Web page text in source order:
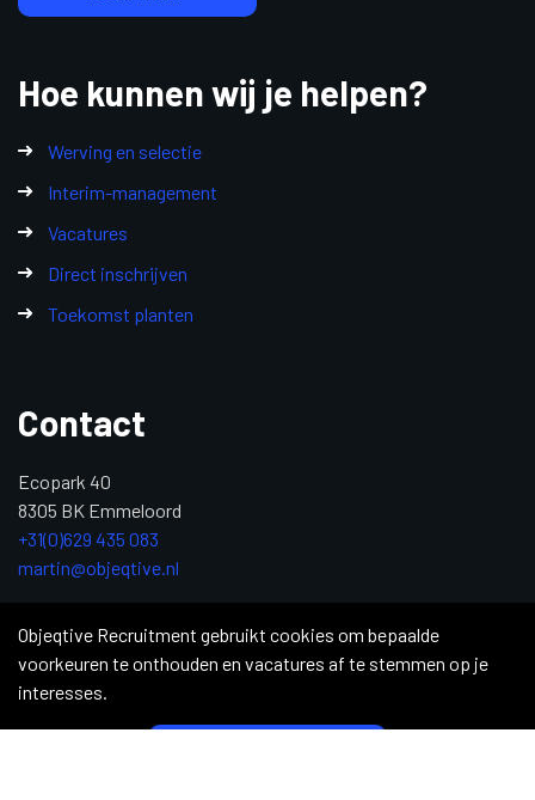
Hoe kunnen wij je helpen?
Werving en selectie
Interim-management
Vacatures
Direct inschrijven
Toekomst planten
Contact
Ecopark 40
8305 BK Emmeloord
+31(0)629 435 083
martin@objeqtive.nl
Copyright 2026 © Objective Recruitment|Privacy Statement
Objeqtive Recruitment gebruikt cookies om bepaalde
voorkeuren te onthouden en vacatures af te stemmen op je
interesses.